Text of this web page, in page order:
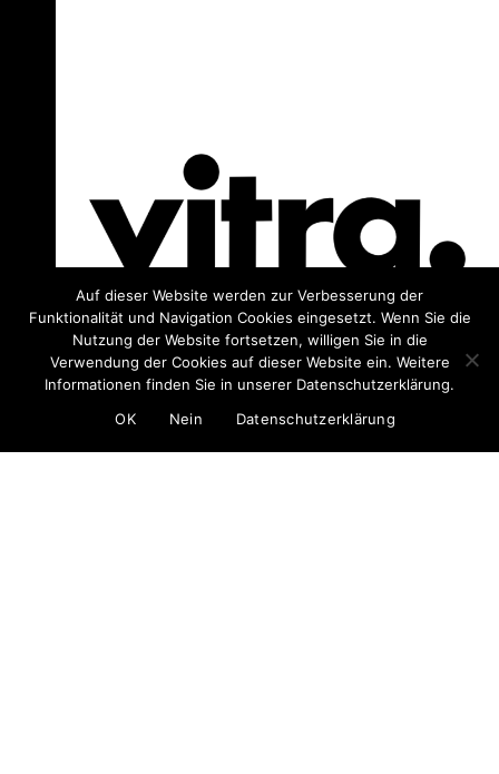
Auf dieser Website werden zur Verbesserung der
Funktionalität und Navigation Cookies eingesetzt. Wenn Sie die
Nutzung der Website fortsetzen, willigen Sie in die
Verwendung der Cookies auf dieser Website ein. Weitere
Informationen finden Sie in unserer Datenschutzerklärung.
OK
Nein Datenschutzerklärung